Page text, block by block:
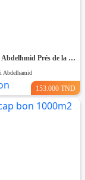
Terrain à Sidi Abdelhmid Prés de la mer
Abdelhamid
153.000 TND